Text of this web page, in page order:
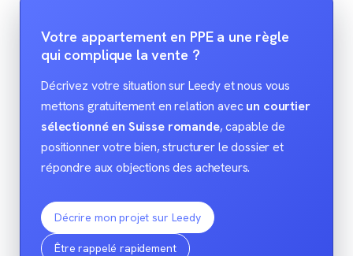
Votre appartement en PPE a une règle
qui complique la vente ?
Décrivez votre situation sur Leedy et nous vous
mettons gratuitement en relation avec un courtier
sélectionné en Suisse romande, capable de
positionner votre bien, structurer le dossier et
répondre aux objections des acheteurs.
Décrire mon projet sur Leedy
Être rappelé rapidement